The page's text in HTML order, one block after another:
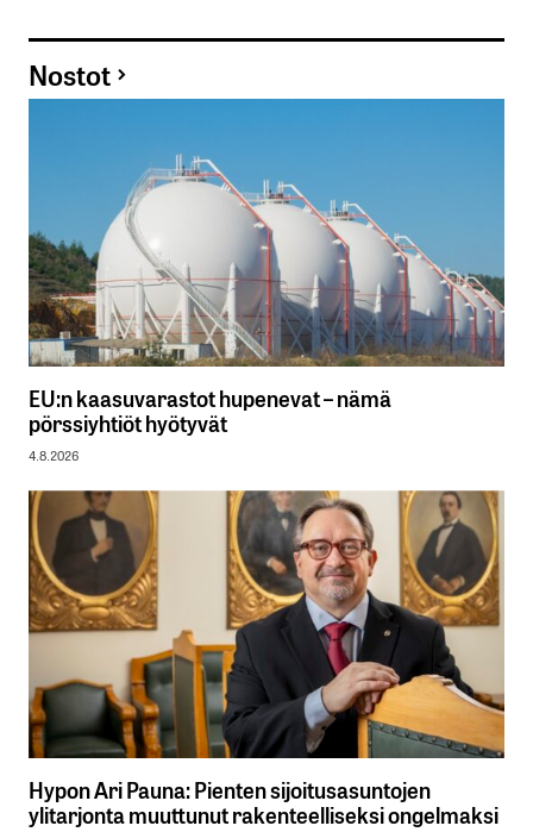
Nostot
EU:n kaasuvarastot hupenevat – nämä
pörssiyhtiöt hyötyvät
4.8.2026
Hypon Ari Pauna: Pienten sijoitusasuntojen
ylitarjonta muuttunut rakenteelliseksi ongelmaksi